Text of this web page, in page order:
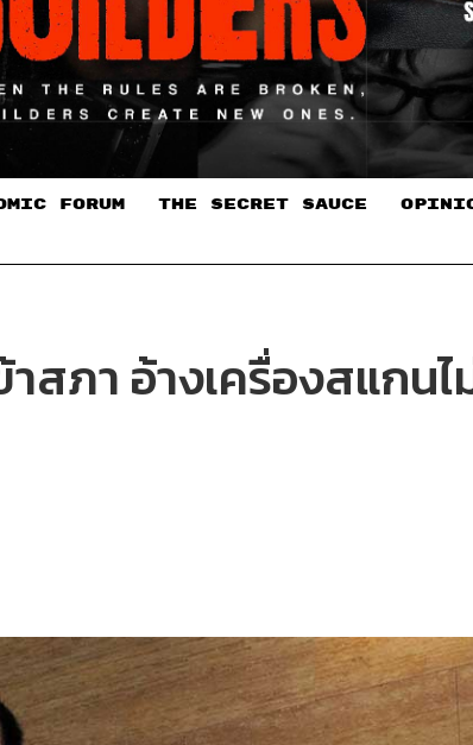
FORUM THE SECRET SAUCE​
สภา อ้างเครื่องสแกนไ